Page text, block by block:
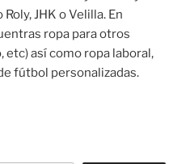
JHK o Velilla. En
ropa para otros
así como ropa laboral,
fútbol personalizadas.